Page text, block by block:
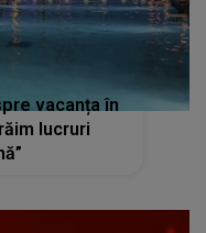
vacanța în
lucruri